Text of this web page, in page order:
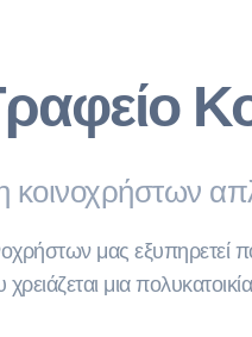
κοινοχρήστων
μας εξυπηρετεί
χρειάζεται μια